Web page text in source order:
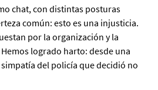
chat, con distintas posturas
común: esto es una injusticia.
por la organización y la
logrado harto: desde una
del policía que decidió no